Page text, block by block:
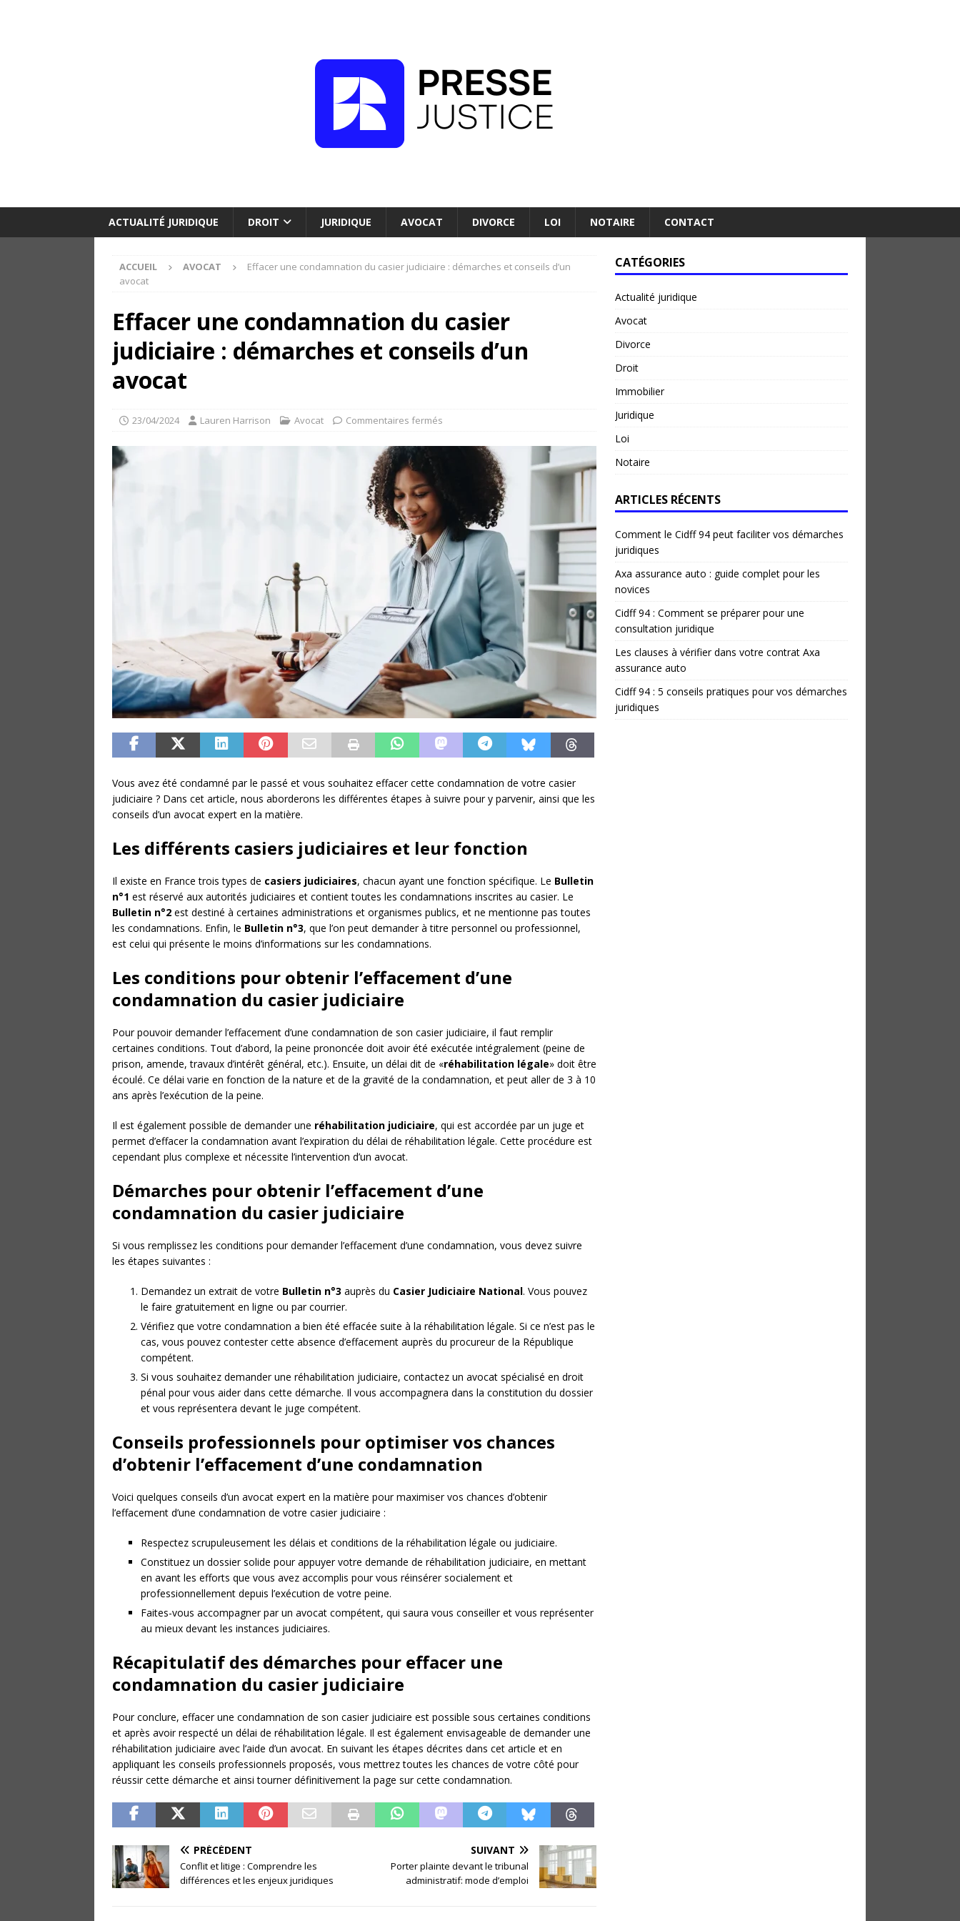
ACTUALITÉ JURIDIQUE DROIT JURIDIQUE AVOCAT DIVORCE LOI NOTAIRE CONTACT
ACCUEIL AVOCAT
Effacer une condamnation du casier judiciaire : démarches et conseils d’un
avocat
Effacer une condamnation du casier
judiciaire : démarches et conseils d’un
avocat
23/04/2024 Lauren Harrison Avocat Commentaires fermés
Vous avez été condamné par le passé et vous souhaitez effacer cette condamnation de votre casier
judiciaire ? Dans cet article, nous aborderons les différentes étapes à suivre pour y parvenir, ainsi que les
conseils d’un avocat expert en la matière.
Les différents casiers judiciaires et leur fonction
Il existe en France trois types de casiers judiciaires, chacun ayant une fonction spécifique. Le Bulletin
n°1 est réservé aux autorités judiciaires et contient toutes les condamnations inscrites au casier. Le
Bulletin n°2 est destiné à certaines administrations et organismes publics, et ne mentionne pas toutes
les condamnations. Enfin, le Bulletin n°3, que l’on peut demander à titre personnel ou professionnel,
est celui qui présente le moins d’informations sur les condamnations.
Les conditions pour obtenir l’effacement d’une
condamnation du casier judiciaire
Pour pouvoir demander l’effacement d’une condamnation de son casier judiciaire, il faut remplir
certaines conditions. Tout d’abord, la peine prononcée doit avoir été exécutée intégralement (peine de
prison, amende, travaux d’intérêt général, etc.). Ensuite, un délai dit de «réhabilitation légale» doit être
écoulé. Ce délai varie en fonction de la nature et de la gravité de la condamnation, et peut aller de 3 à 10
ans après l’exécution de la peine.
Il est également possible de demander une réhabilitation judiciaire, qui est accordée par un juge et
permet d’effacer la condamnation avant l’expiration du délai de réhabilitation légale. Cette procédure est
cependant plus complexe et nécessite l’intervention d’un avocat.
Démarches pour obtenir l’effacement d’une
condamnation du casier judiciaire
Si vous remplissez les conditions pour demander l’effacement d’une condamnation, vous devez suivre
les étapes suivantes :
Demandez un extrait de votre Bulletin n°3 auprès du Casier Judiciaire National. Vous pouvez
le faire gratuitement en ligne ou par courrier.
Vérifiez que votre condamnation a bien été effacée suite à la réhabilitation légale. Si ce n’est pas le
cas, vous pouvez contester cette absence d’effacement auprès du procureur de la République
compétent.
Si vous souhaitez demander une réhabilitation judiciaire, contactez un avocat spécialisé en droit
pénal pour vous aider dans cette démarche. Il vous accompagnera dans la constitution du dossier
et vous représentera devant le juge compétent.
Conseils professionnels pour optimiser vos chances
d’obtenir l’effacement d’une condamnation
Voici quelques conseils d’un avocat expert en la matière pour maximiser vos chances d’obtenir
l’effacement d’une condamnation de votre casier judiciaire :
Respectez scrupuleusement les délais et conditions de la réhabilitation légale ou judiciaire.
Constituez un dossier solide pour appuyer votre demande de réhabilitation judiciaire, en mettant
en avant les efforts que vous avez accomplis pour vous réinsérer socialement et
professionnellement depuis l’exécution de votre peine.
Faites-vous accompagner par un avocat compétent, qui saura vous conseiller et vous représenter
au mieux devant les instances judiciaires.
Récapitulatif des démarches pour effacer une
condamnation du casier judiciaire
Pour conclure, effacer une condamnation de son casier judiciaire est possible sous certaines conditions
et après avoir respecté un délai de réhabilitation légale. Il est également envisageable de demander une
réhabilitation judiciaire avec l’aide d’un avocat. En suivant les étapes décrites dans cet article et en
appliquant les conseils professionnels proposés, vous mettrez toutes les chances de votre côté pour
réussir cette démarche et ainsi tourner définitivement la page sur cette condamnation.
PRÉCÉDENT
Conflit et litige : Comprendre les
différences et les enjeux juridiques
SUIVANT
Porter plainte devant le tribunal
administratif: mode d’emploi
CATÉGORIES
Actualité juridique
Avocat
Divorce
Droit
Immobilier
Juridique
Loi
Notaire
ARTICLES RÉCENTS
Comment le Cidff 94 peut faciliter vos démarches
juridiques
Axa assurance auto : guide complet pour les
novices
Cidff 94 : Comment se préparer pour une
consultation juridique
Les clauses à vérifier dans votre contrat Axa
assurance auto
Cidff 94 : 5 conseils pratiques pour vos démarches
juridiques